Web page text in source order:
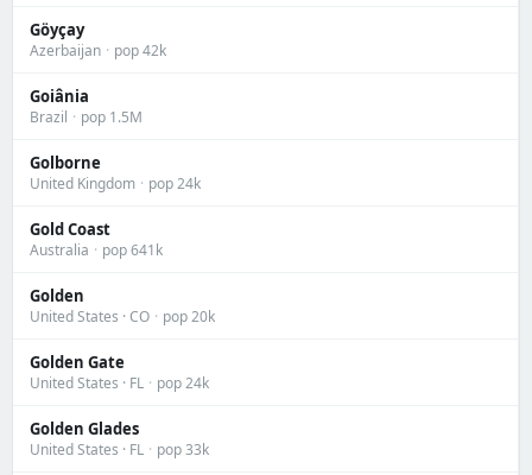
Göyçay
Azerbaijan · pop 42k
Goiânia
Brazil · pop 1.5M
Golborne
United Kingdom · pop 24k
Gold Coast
Australia · pop 641k
Golden
United States · CO · pop 20k
Golden Gate
United States · FL · pop 24k
Golden Glades
United States · FL · pop 33k